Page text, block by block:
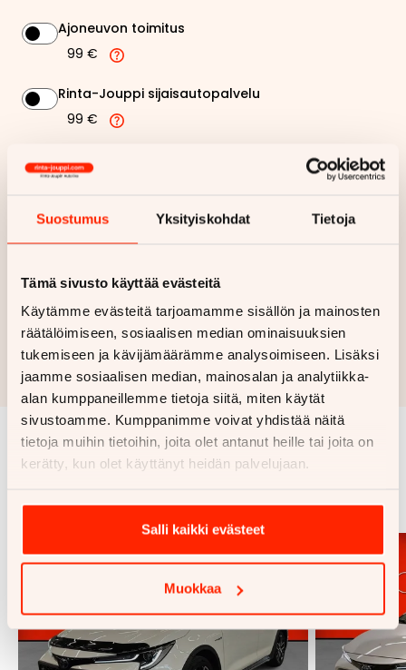
Suostumus Yksityiskohdat Tietoja
Tämä sivusto käyttää evästeitä
Käytämme evästeitä tarjoamamme sisällön ja mainosten
räätälöimiseen, sosiaalisen median ominaisuuksien
tukemiseen ja kävijämäärämme analysoimiseen. Lisäksi
jaamme sosiaalisen median, mainosalan ja analytiikka-
alan kumppaneillemme tietoja siitä, miten käytät
sivustoamme. Kumppanimme voivat yhdistää näitä
tietoja muihin tietoihin, joita olet antanut heille tai joita on
kerätty, kun olet käyttänyt heidän palvelujaan.
Salli kaikki evästeet
Muokkaa
Ajoneuvon toimitus
99 €
Rinta-Jouppi sijaisautopalvelu
99 €
310,47 €
Näytähintaerittely
Haluan myös tarjouksen vakuutuksesta
Hae rahoitustarjous
Rahoituslaskelma on suuntaa antava ja edellyttää hyväksytyn
luottopäätöksen ja kaskovakuutuksen.
Samankaltaisia ajoneuvoja